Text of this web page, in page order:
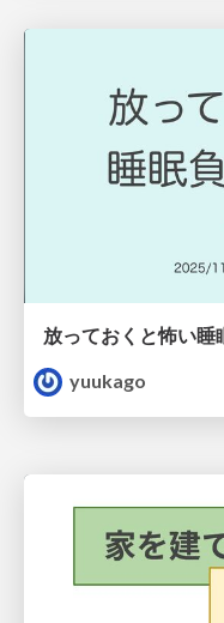
yuukago